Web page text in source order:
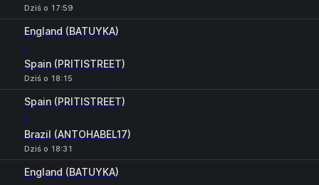
Dziś o 17:59
England (BATUYKA)
-
Spain (PRITISTREET)
Dziś o 18:15
Spain (PRITISTREET)
-
Brazil (ANTOHABEL17)
Dziś o 18:31
England (BATUYKA)